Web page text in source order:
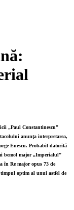
„Paul Constantinescu”
anunţa interpretarea,
Enescu. Probabil datorită
bemol major „Imperialul”
în Re major opus 73 de
timpul optim al unui astfel de